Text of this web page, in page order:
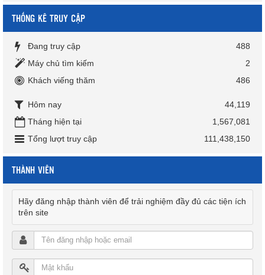
THỐNG KÊ TRUY CẬP
Đang truy cập
488
Máy chủ tìm kiếm
2
Khách viếng thăm
486
Hôm nay
44,119
Tháng hiện tại
1,567,081
Tổng lượt truy cập
111,438,150
THÀNH VIÊN
Hãy đăng nhập thành viên để trải nghiệm đầy đủ các tiện ích
trên site